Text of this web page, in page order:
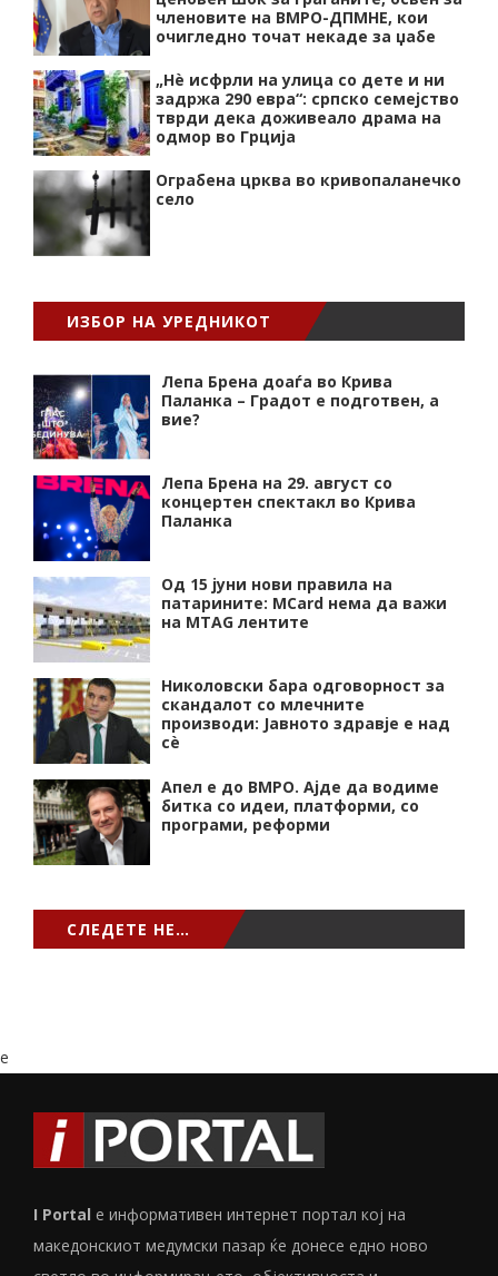
членовите на ВМРО-ДПМНЕ, кои
очигледно точат некаде за џабе
„Нѐ исфрли на улица со дете и ни
задржа 290 евра“: српско семејство
тврди дека доживеало драма на
одмор во Грција
Ограбена црква во кривопаланечко
село
ИЗБОР НА УРЕДНИКОТ
Лепа Брена доаѓа во Крива
Паланка – Градот е подготвен, а
вие?
Лепа Брена на 29. август со
концертен спектакл во Крива
Паланка
Од 15 јуни нови правила на
патарините: MCard нема да важи
на MTAG лентите
Николовски бара одговорност за
скандалот со млечните
производи: Јавното здравје е над
сѐ
Апел е до ВМРО. Ајде да водиме
битка со идеи, платформи, со
програми, реформи
СЛЕДЕТЕ НЕ…
e
I Portal е информативен интернет портал кој на
македонскиот медумски пазар ќе донесе едно ново